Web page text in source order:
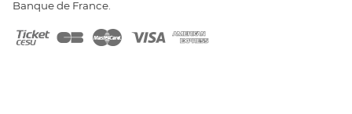
Banque de France.